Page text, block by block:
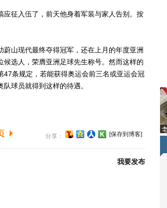
征入伍了，前天他身着军装与家人告别。按
山现代最终夺得冠军，还在上月的年度亚洲
选人，荣膺亚洲足球先生称号。然而这样的
条规定，若能获得奥运会前三名或亚运会冠
球员就得到这样的待遇。
分享： [保存到博客]
我要发布